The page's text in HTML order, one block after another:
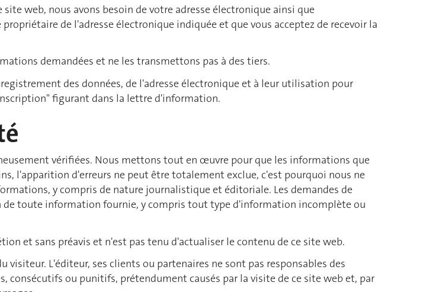
web, nous avons besoin de votre adresse électronique ainsi que
de l'adresse électronique indiquée et que vous acceptez de recevoir la
demandées et ne les transmettons pas à des tiers.
des données, de l'adresse électronique et à leur utilisation pour
figurant dans la lettre d'information.
vérifiées. Nous mettons tout en œuvre pour que les informations que
l'apparition d'erreurs ne peut être totalement exclue, c'est pourquoi nous ne
y compris de nature journalistique et éditoriale. Les demandes de
toute information fournie, y compris tout type d'information incomplète ou
et sans préavis et n'est pas tenu d'actualiser le contenu de ce site web.
L'éditeur, ses clients ou partenaires ne sont pas responsables des
consécutifs ou punitifs, prétendument causés par la visite de ce site web et, par